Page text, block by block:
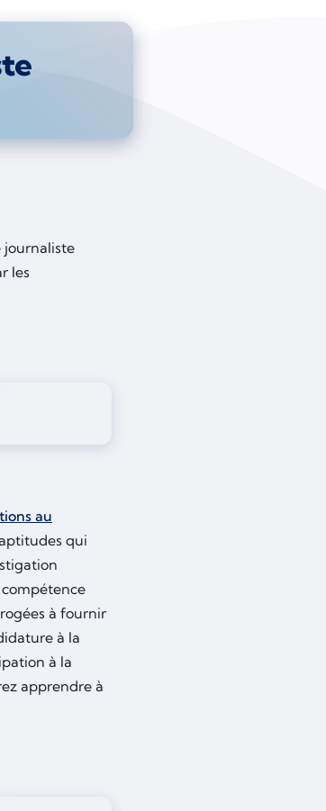
journaliste
les
au
qui
à fournir
à la
à la
apprendre à